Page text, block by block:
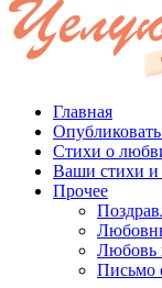
Главная
Стихи о
Ваши стихи и
Прочее
Любовь
Письмо